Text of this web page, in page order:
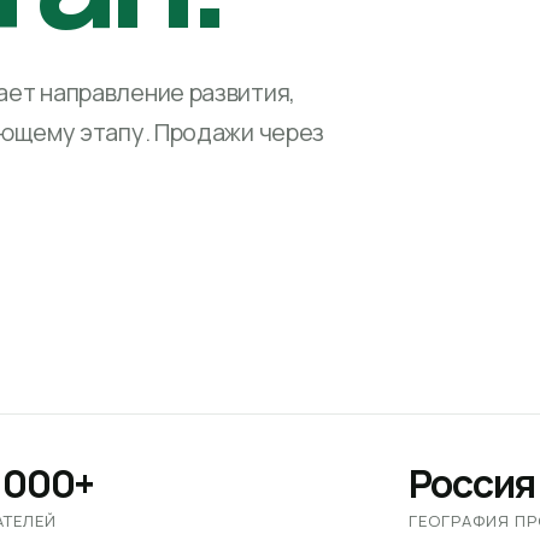
направление развития,
этапу. Продажи через
Россия
ГЕОГРАФИЯ